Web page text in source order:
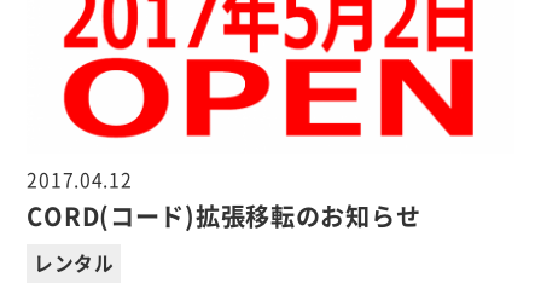
2017.04.12
CORD(コード)拡張移転のお知らせ
レンタル